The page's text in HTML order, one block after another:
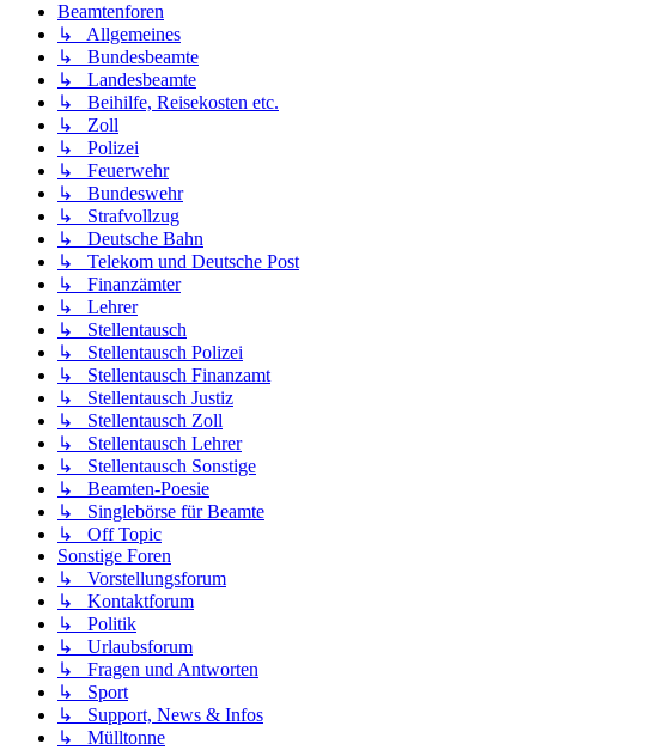
Beamtenforen
↳ Allgemeines
↳ Bundesbeamte
↳ Landesbeamte
↳ Beihilfe, Reisekosten etc.
↳ Zoll
↳ Polizei
↳ Feuerwehr
↳ Bundeswehr
↳ Strafvollzug
↳ Deutsche Bahn
↳ Telekom und Deutsche Post
↳ Finanzämter
↳ Lehrer
↳ Stellentausch
↳ Stellentausch Polizei
↳ Stellentausch Finanzamt
↳ Stellentausch Justiz
↳ Stellentausch Zoll
↳ Stellentausch Lehrer
↳ Stellentausch Sonstige
↳ Beamten-Poesie
↳ Singlebörse für Beamte
↳ Off Topic
Sonstige Foren
↳ Vorstellungsforum
↳ Kontaktforum
↳ Politik
↳ Urlaubsforum
↳ Fragen und Antworten
↳ Sport
↳ Support, News & Infos
↳ Mülltonne